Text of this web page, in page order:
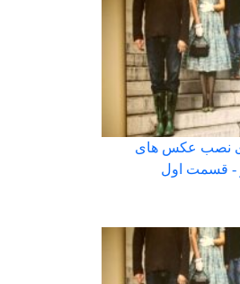
نصب عکس های
- قسمت اول